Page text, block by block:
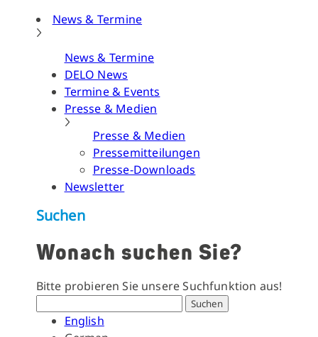
News & Termine
News & Termine
DELO News
Termine & Events
Presse & Medien
Presse & Medien
Pressemitteilungen
Presse-Downloads
Newsletter
Suchen
Wonach suchen Sie?
Bitte probieren Sie unsere Suchfunktion aus!
Suchen
English